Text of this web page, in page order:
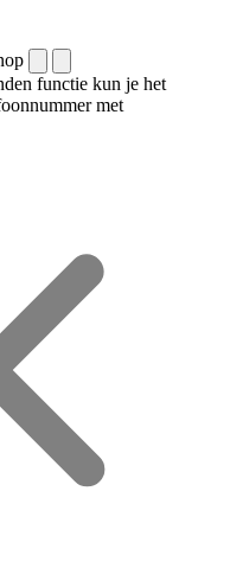
functie kun je het
met